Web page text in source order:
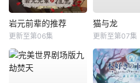
岩元前辈的推荐
更新至第06集
猫与龙
更新至第07集